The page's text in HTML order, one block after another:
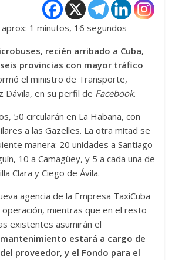
1 minutos, 16 segundos
recién arribado a Cuba,
provincias con mayor tráfico
el ministro de Transporte,
Dávila, en su perfil de Facebook.
50 circularán en La Habana, con
a las Gazelles. La otra mitad se
manera: 20 unidades a Santiago
10 a Camagüey, y 5 a cada una de
Clara y Ciego de Ávila.
agencia de la Empresa TaxiCuba
mientras que en el resto
existentes asumirán el
mantenimiento estará a cargo de
proveedor, y el Fondo para el